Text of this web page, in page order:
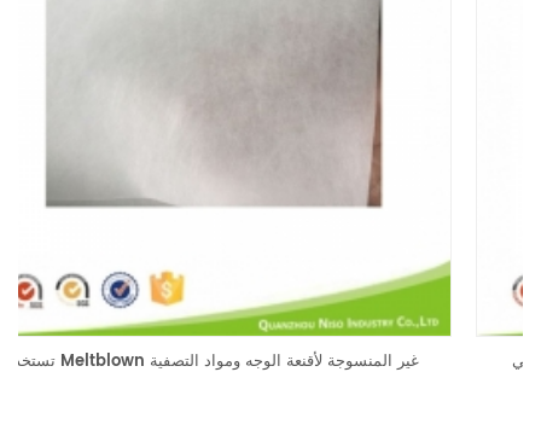
شريط على شكل الأنف للتخلص من قناع الوجه الجراحي الطبي